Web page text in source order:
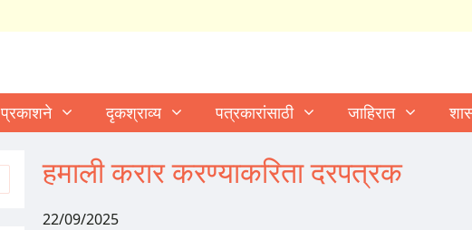
प्रकाशने दृकश्राव्य पत्रकारांसाठी जाहिरात
हमाली करार करण्याकरिता दरपत्रक
22/09/2025